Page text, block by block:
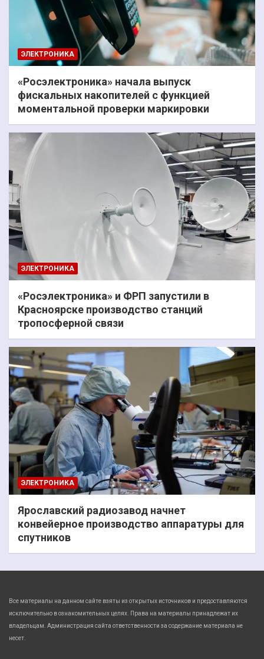
ЭЛЕКТРОНИКА
«Росэлектроника» начала выпуск
фискальных накопителей с функцией
моментальной проверки маркировки
ЭЛЕКТРОНИКА
«Росэлектроника» и ФРП запустили в
Красноярске производство станций
тропосферной связи
ЭЛЕКТРОНИКА
Ярославский радиозавод начнет
конвейерное производство аппаратуры для
спутников
Все материалы на данном сайте взяты из открытых источников и предоставляются
исключительно в ознакомительных целях. Права на материалы принадлежат их
владельцам. Администрация сайта ответственности за содержание материала не
несет.